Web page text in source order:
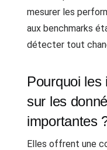
mesurer les
aux benchmarks
détecter tout
Pourquoi les
sur les
importantes
Elles offrent une